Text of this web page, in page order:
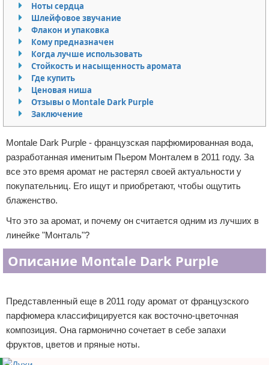
Подарки
Украшения
Косметика
Уход за волосами
Уход за ногтями
Макияж
СПА процедуры
Парфюмерия
Прически
Разное
Хирургия
Сотрудничество
Размещение рекламы
Для правообладателей
Условия предоставления информации
Отказ от ответственности
Ноты сердца
Шлейфовое звучание
Флакон и упаковка
Кому предназначен
Когда лучше использовать
Стойкость и насыщенность аромата
Где купить
Ценовая ниша
Отзывы о Montale Dark Purple
Заключение
Montale Dark Purple - французская парфюмированная вода,
разработанная именитым Пьером Монталем в 2011 году. За
все это время аромат не растерял своей актуальности у
покупательниц. Его ищут и приобретают, чтобы ощутить
блаженство.
Что это за аромат, и почему он считается одним из лучших в
линейке "Монталь"?
Описание Montale Dark Purple
Представленный еще в 2011 году аромат от французского
парфюмера классифицируется как восточно-цветочная
композиция. Она гармонично сочетает в себе запахи
фруктов, цветов и пряные ноты.